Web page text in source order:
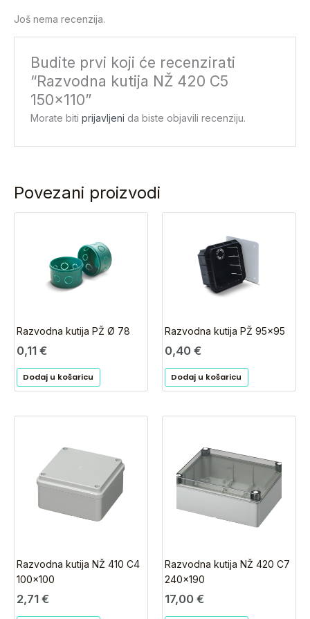
Još nema recenzija.
Budite prvi koji će recenzirati
“Razvodna kutija NŽ 420 C5
150×110”
Morate bitiprijavljeni da biste objavili recenziju.
Povezani proizvodi
Razvodna kutija PŽ Ø 78
0,11 €
Dodaj u košaricu
Razvodna kutija PŽ 95×95
0,40 €
Dodaj u košaricu
Razvodna kutija NŽ 410 C4
100×100
2,71 €
Razvodna kutija NŽ 420 C7
240×190
17,00 €